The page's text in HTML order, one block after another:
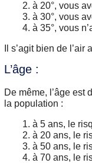
à 20°, vous
à 30°, vous
à 35°, vous
Il s’agit bien de
L’âge :
De même, l’âge est
la population :
à 5 ans, le
à 20 ans, le
à 50 ans, le
à 70 ans, le